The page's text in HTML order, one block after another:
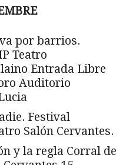
por barrios.
Teatro
Entrada Libre
Auditorio
Festival
Salón Cervantes.
y la regla Corral de